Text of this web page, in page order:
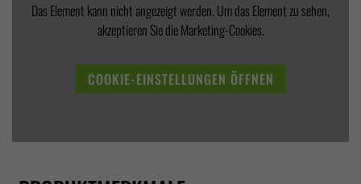
Das Element kann nicht angezeigt werden. Um das Element zu sehen,
akzeptieren Sie die Marketing-Cookies.
COOKIE-EINSTELLUNGEN ÖFFNEN